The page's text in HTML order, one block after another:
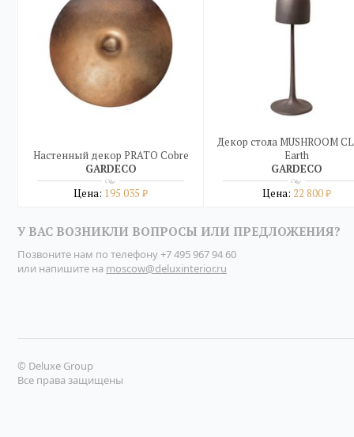
Настенный декор PRATO Cobre
GARDECO
Цена: 195 035 ₽
Декор стола MUSHROOM
Earth
GARDECO
Цена: 22 800₽
У ВАС ВОЗНИКЛИ ВОПРОСЫ ИЛИ ПРЕДЛОЖЕНИЯ?
Позвоните нам по телефону+7 495 967 94 60
или напишите на moscow@deluxinterior.ru
© Deluxe Group
Все права защищены